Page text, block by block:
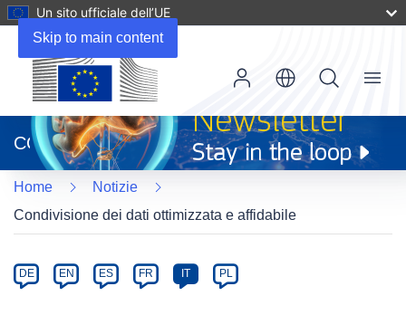
Skip to main content
Un sito ufficiale dell’UE
apre
in
una
nuova
finestra)
CORDIS
Menu
Home
Notizie
Condivisione dei dati ottimizzata e affidabile
Category
Article
available
DE EN ES FR IT PL